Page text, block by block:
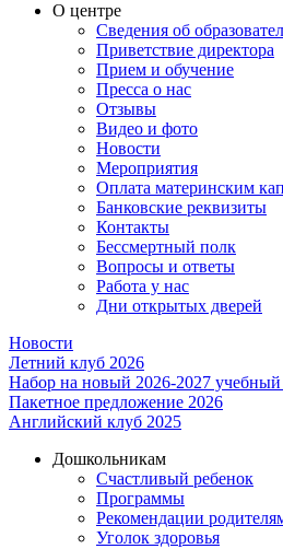
О центре
Сведения об
Приветствие директора
Прием и обучение
Пресса о нас
Отзывы
Видео и фото
Новости
Мероприятия
Оплата материнским
Банковские реквизиты
Контакты
Бессмертный полк
Вопросы и ответы
Работа у нас
Дни открытых дверей
Новости
Летний клуб 2026
Набор на новый 2026-2027 учебный
Пакетное предложение 2026
Английский клуб 2025
Дошкольникам
Счастливый ребенок
Программы
Рекомендации
Уголок здоровья